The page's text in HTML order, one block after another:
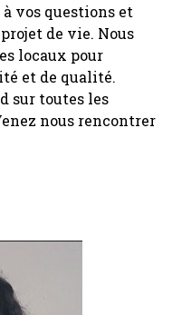
vos questions et
de vie. Nous
locaux pour
et de qualité.
sur toutes les
nous rencontrer